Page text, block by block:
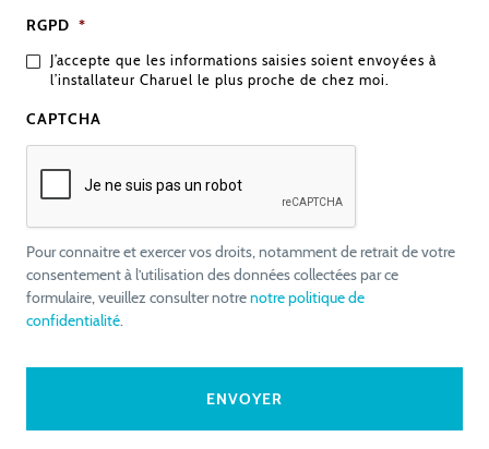
RGPD *
J’accepte que les informations saisies soient envoyées à
l’installateur Charuel le plus proche de chez moi.
CAPTCHA
Pour connaitre et exercer vos droits, notamment de retrait de votre
consentement à l’utilisation des données collectées par ce
formulaire, veuillez consulter notrenotre politique de
confidentialité.